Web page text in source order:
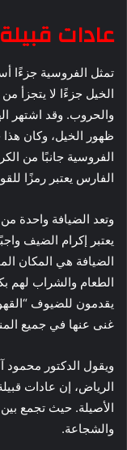
عادات
تمثل الفروسية جزءًا
الخيل جزءًا لا يتجزأ
والحروب. وقد اشتهر
ظهور الخيل، وكان هذا
الفروسية جانبًا من
الفارس يعتبر رمزًا
وتعد الضيافة واحدة
يعتبر إكرام الضيف
الضيافة هي المكان
الطعام والشراب لهم
يقدمون للضيوف
غنى عنها في جميع
ويقول الدكتور محمود
الرياض، إن عادات
الأصيلة. حيث تجمع
والشجاعة.